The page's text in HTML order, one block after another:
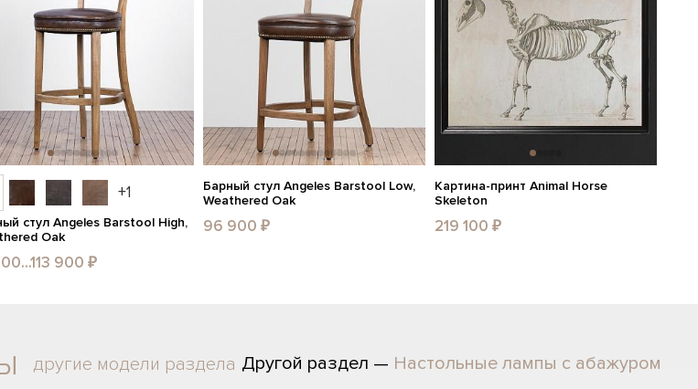
+1
стул Angeles Barstool High,
Oak
900 ₽
Барный стул Angeles Barstool Low,
Weathered Oak
96 900 ₽
Картина-принт Animal Horse
Skeleton
219 100 ₽
другие модели раздела Другой раздел — Настольные лампы с абажуром